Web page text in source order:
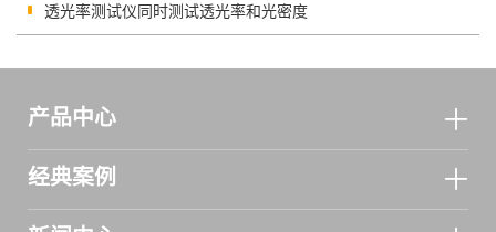
透光率测试仪同时测试透光率和光密度
产品中心
经典案例